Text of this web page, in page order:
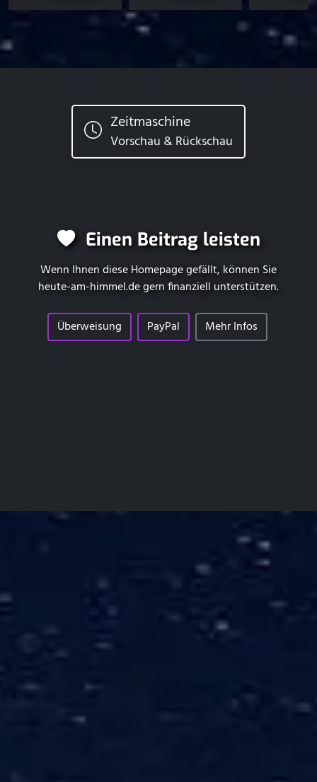
Zeitmaschine
Vorschau & Rückschau
Einen Beitrag leisten
Wenn Ihnen diese Homepage gefällt, können Sie
heute-am-himmel.degern finanziell unterstützen.
Überweisung PayPal Mehr Infos